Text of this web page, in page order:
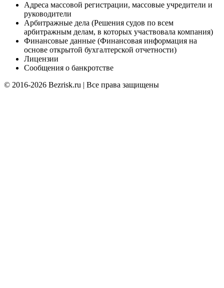
Адреса массовой регистрации, массовые учредители и
руководители
Арбитражные дела (Решения судов по всем
арбитражным делам, в которых участвовала компания)
Финансовые данные (Финансовая информация на
основе открытой бухгалтерской отчетности)
Лицензии
Сообщения о банкротстве
© 2016-2026 Bezrisk.ru | Все права защищены